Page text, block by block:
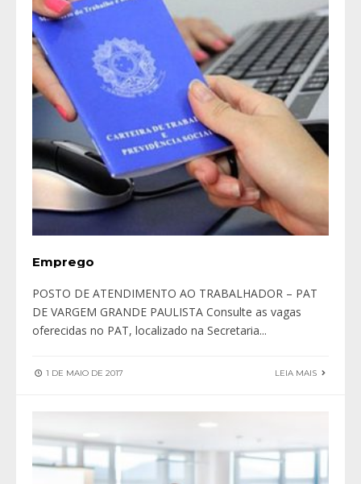
Emprego
POSTO DE ATENDIMENTO AO TRABALHADOR – PAT
DE VARGEM GRANDE PAULISTA Consulte as vagas
oferecidas no PAT, localizado na Secretaria...
1 DE MAIO DE 2017 LEIA MAIS